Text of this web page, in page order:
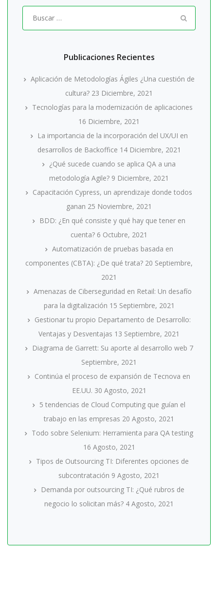
por:
Publicaciones Recientes
Aplicación de Metodologías Ágiles ¿Una cuestión de
cultura? 23 Diciembre, 2021
Tecnologías para la modernización de aplicaciones
16 Diciembre, 2021
La importancia de la incorporación del UX/UI en
desarrollos de Backoffice 14 Diciembre, 2021
¿Qué sucede cuando se aplica QA a una
metodología Agile? 9 Diciembre, 2021
Capacitación Cypress, un aprendizaje donde todos
ganan 25 Noviembre, 2021
BDD: ¿En qué consiste y qué hay que tener en
cuenta? 6 Octubre, 2021
Automatización de pruebas basada en
componentes (CBTA): ¿De qué trata? 20 Septiembre,
2021
Amenazas de Ciberseguridad en Retail: Un desafío
para la digitalización 15 Septiembre, 2021
Gestionar tu propio Departamento de Desarrollo:
Ventajas y Desventajas 13 Septiembre, 2021
Diagrama de Garrett: Su aporte al desarrollo web 7
Septiembre, 2021
Continúa el proceso de expansión de Tecnova en
EE.UU. 30 Agosto, 2021
5 tendencias de Cloud Computing que guían el
trabajo en las empresas 20 Agosto, 2021
Todo sobre Selenium: Herramienta para QA testing
16 Agosto, 2021
Tipos de Outsourcing TI: Diferentes opciones de
subcontratación 9 Agosto, 2021
Demanda por outsourcing TI: ¿Qué rubros de
negocio lo solicitan más? 4 Agosto, 2021